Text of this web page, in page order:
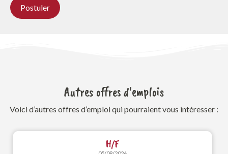
Autres offres d'emplois
Voici d’autres offres d’emploi qui pourraient vous intéresser :
H/F